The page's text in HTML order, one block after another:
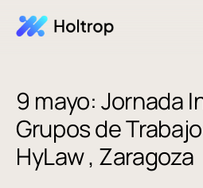
9 mayo: Jornada
Grupos de
HyLaw , Zaragoza